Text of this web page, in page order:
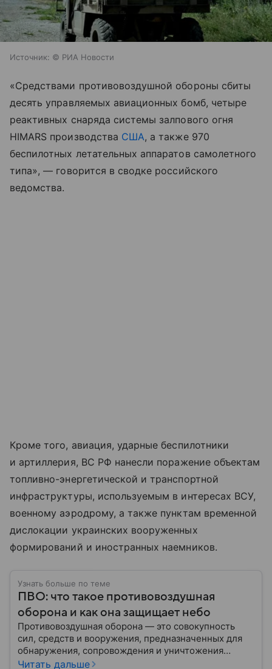
Источник: © РИА Новости
«Средствами противовоздушной обороны сбиты
десять управляемых авиационных бомб, четыре
реактивных снаряда системы залпового огня
HIMARS производства США, а также 970
беспилотных летательных аппаратов самолетного
типа», — говорится в сводке российского
ведомства.
Кроме того, авиация, ударные беспилотники
и артиллерия, ВС РФ нанесли поражение объектам
топливно-энергетической и транспортной
инфраструктуры, используемым в интересах ВСУ,
военному аэродрому, а также пунктам временной
дислокации украинских вооруженных
формирований и иностранных наемников.
Узнать больше по теме
ПВО: что такое противовоздушная
оборона и как она защищает небо
Противовоздушная оборона — это совокупность
сил, средств и вооружения, предназначенных для
обнаружения, сопровождения и уничтожения
средств воздушного нападения. Современные
Читать дальше